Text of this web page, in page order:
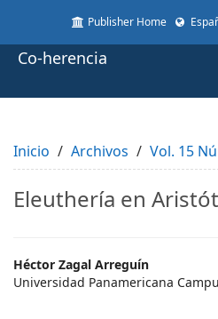
to
page
Main
Content
Sidebar
Publisher Home
Co-herencia
Inicio Archivos Vol. 15
Eleuthería en
Main
Article
Héctor Zagal Arreguín
Universidad Panamericana